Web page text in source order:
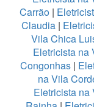
Carrão|
Claudia|
Vila Chica
Eletricista na
Congonhas |
na Vila
Eletricista na